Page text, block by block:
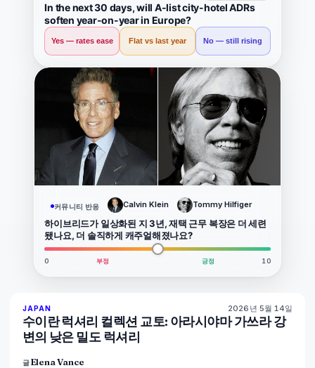
In the next 30 days, will A-list city-hotel ADRs
soften year-on-year in Europe?
Yes — rates ease Flat vs last year No — still rising
커뮤니티 반응 Calvin Klein Tommy Hilfiger
하이브리드가 일상화된 지 3년, 재택 근무 복장은 더 세련
됐나요, 더 솔직하게 캐주얼해졌나요?
0 부정 긍정 10
93% 43
JAPAN 2026년 5월 14일
수이란 럭셔리 컬렉션 교토: 아라시야마 가쓰라 강
변의 낮은 밀도 럭셔리
글Elena Vance